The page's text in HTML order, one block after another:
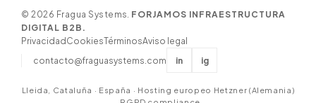
©2026 Fragua Systems. FORJAMOS INFRAESTRUCTURA
DIGITAL B2B.
Privacidad CookiesTérminosAviso legal
contacto@fraguasystems.com
in ig
Lleida, Cataluña · España · Hosting europeo Hetzner (Alemania)